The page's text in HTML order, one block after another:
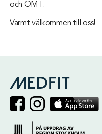
och OMT.
Varmt välkommen till oss!